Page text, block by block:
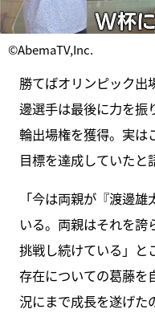
©AbemaTV,Inc.
勝てばオリンピック出
邊選手は最後に力を振
輪出場権を獲得。実は
目標を達成していたと
「今は両親が『渡邊
いる。両親はそれを誇
挑戦し続けている」と
存在についての葛藤を
況にまで成長を遂げた